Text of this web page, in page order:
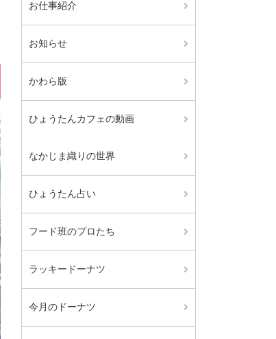
お仕事紹介
お知らせ
かわら版
ひょうたんカフェの動画
なかじま織りの世界
ひょうたん占い
フード班のプロたち
ラッキードーナツ
今月のドーナツ